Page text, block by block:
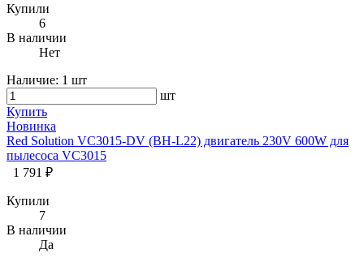
Купили
6
В наличии
Нет
Наличие: 1 шт
шт
Купить
Новинка
Red Solution VC3015-DV (BH-L22) двигатель 230V 600W для
пылесоса VC3015
1 791 ₽
Купили
7
В наличии
Да